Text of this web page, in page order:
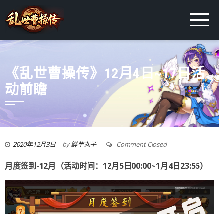
《乱世曹操传》12月4日~17日活
动前瞻
2020年12月3日 by鲜芋丸子 Comment Closed
月度签到-12月（活动时间：12月5日00:00~1月4日23:55）